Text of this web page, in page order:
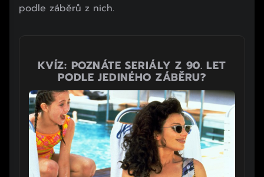
podle záběrů z nich.
KVÍZ: POZNÁTE SERIÁLY Z 90. LET
PODLE JEDINÉHO ZÁBĚRU?